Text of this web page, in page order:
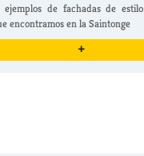
ejemplos de fachadas de estilo
encontramos en la Saintonge
+